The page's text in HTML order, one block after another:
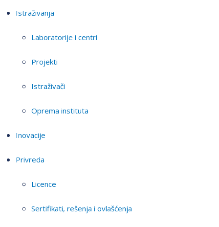
Istraživanja
Laboratorije i centri
Projekti
Istraživači
Oprema instituta
Inovacije
Privreda
Licence
Sertifikati, rešenja i ovlašćenja